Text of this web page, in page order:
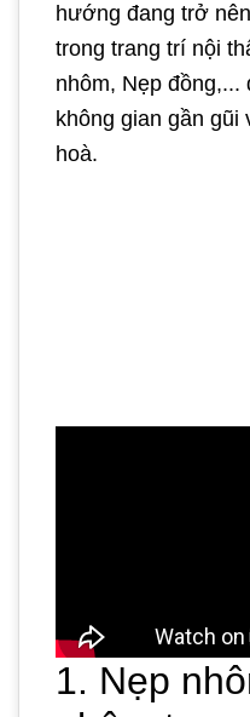
hướng đang trở
trong trang trí nội
nhôm, Nẹp
không gian gần gũi
hoà.
1. Nẹp